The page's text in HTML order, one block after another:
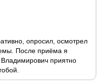
опросил, осмотрел
После приёма я
приятно